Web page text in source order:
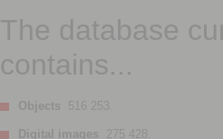
The database
contains...
Objects 516 253.
Digital images 275 428.